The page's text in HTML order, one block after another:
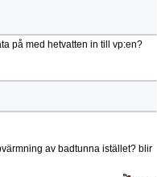
på med hetvatten in till vp:en?
av badtunna istället? blir